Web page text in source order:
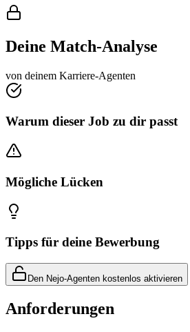
Deine Match-Analyse
von deinem Karriere-Agenten
Warum dieser Job zu dir passt
Mögliche Lücken
Tipps für deine Bewerbung
Den Nejo-Agenten kostenlos aktivieren
Anforderungen